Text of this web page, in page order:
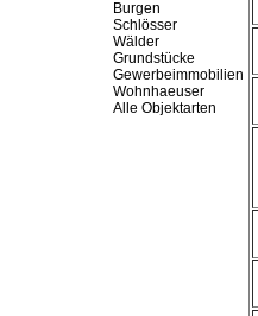
Burgen
Schlösser
Wälder
Grundstücke
Gewerbeimmobilien
Wohnhaeuser
Alle Objektarten